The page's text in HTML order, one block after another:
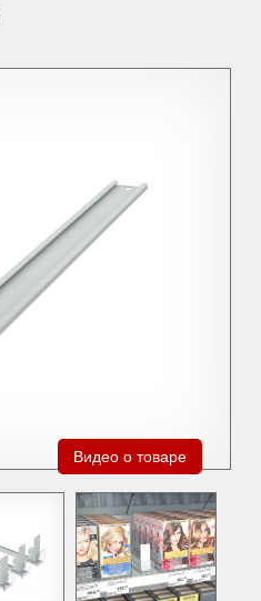
Видео о товаре